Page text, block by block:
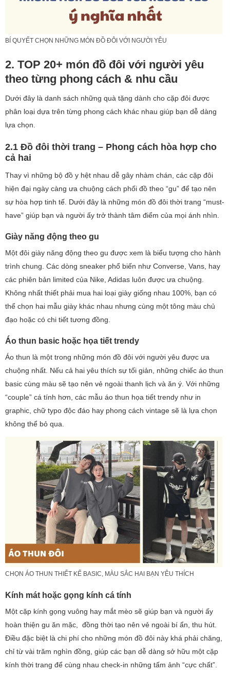
BÍ QUYẾT CHỌN NHỮNG MÓN ĐỒ ĐÔI VỚI NGƯỜI YÊU​
2. TOP 20+ món đồ đôi với người yêu
theo từng phong cách & nhu cầu
Dưới đây là danh sách những quà tặng dành cho cặp đôi được
phân loại dựa trên từng phong cách khác nhau giúp bạn dễ dàng
lựa chọn.
2.1 Đồ đôi thời trang – Phong cách hòa hợp cho
cả hai
Thay vì những bộ đồ y hệt nhau dễ gây nhàm chán, các cặp đôi
hiện đại ngày càng ưa chuộng cách phối đồ theo “gu” để tạo nên
sự hòa hợp tinh tế. Dưới đây là những món đồ đôi thời trang “must-
have” giúp bạn và người ấy trở thành tâm điểm của mọi ánh nhìn.
Giày năng động theo gu
Một đôi giày năng động theo gu được xem là biểu tượng cho hành
trình chung. Các dòng sneaker phổ biến như Converse, Vans, hay
các phiên bản limited của Nike, Adidas luôn được ưa chuộng.
Không nhất thiết phải mua hai loại giày giống nhau 100%, bạn có
thể chọn hai mẫu giày khác nhau nhưng cùng một tông màu chủ
đạo hoặc có chi tiết tương đồng.
Áo thun basic hoặc họa tiết trendy
Áo thun là một trong những món đồ đôi với người yêu​ được ưa
chuộng nhất. Nếu cả hai yêu thích sự tối giản, những chiếc áo thun
basic cùng màu sẽ tạo nên vẻ ngoài thanh lịch và ăn ý. Với những
“couple” cá tính hơn, các mẫu áo thun họa tiết trendy như in
graphic, chữ typo độc đáo hay phong cách vintage sẽ là lựa chọn
không thể bỏ qua.
CHỌN ÁO THUN THIẾT KẾ BASIC, MÀU SẮC HAI BẠN YÊU THÍCH
Kính mát hoặc gọng kính cá tính
Một cặp kính gọng vuông hay mắt mèo sẽ giúp bạn và người ấy
hoàn thiện gu ăn mặc, đồng thời tạo nên vẻ ngoài bí ẩn, thu hút.
Điều đặc biệt là chi phí cho những món đồ đôi này khá phải chăng,
chỉ từ vài trăm nghìn đồng, giúp các bạn dễ dàng sở hữu một cặp
kính thời trang để cùng nhau check-in những tấm ảnh “cực chất”.